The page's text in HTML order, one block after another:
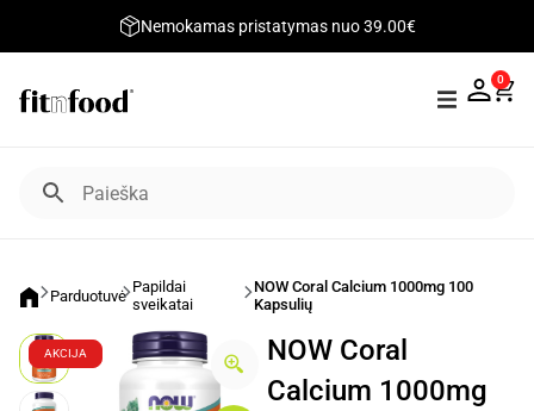
Nemokamas pristatymas nuo 39.00€
0
Parduotuvė Papildai
sveikatai
NOW Coral Calcium 1000mg 100
Kapsulių
AKCIJA
NOW Coral
Calcium 1000mg